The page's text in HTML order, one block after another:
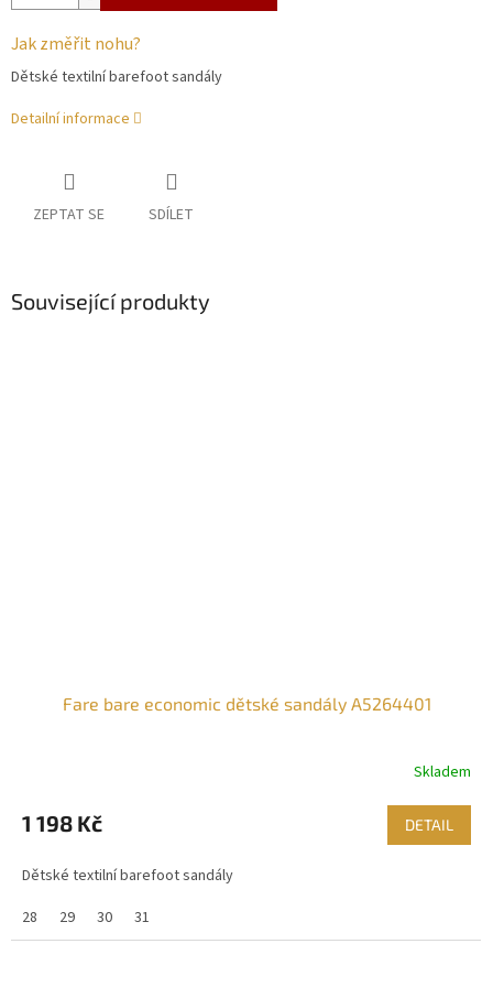
Jak změřit nohu?
Dětské textilní barefoot sandály
Detailní informace
ZEPTAT SE SDÍLET
Související produkty
Fare bare economic dětské sandály A5264401
Skladem
1 198 Kč DETAIL
Dětské textilní barefoot sandály
28
29 30 31